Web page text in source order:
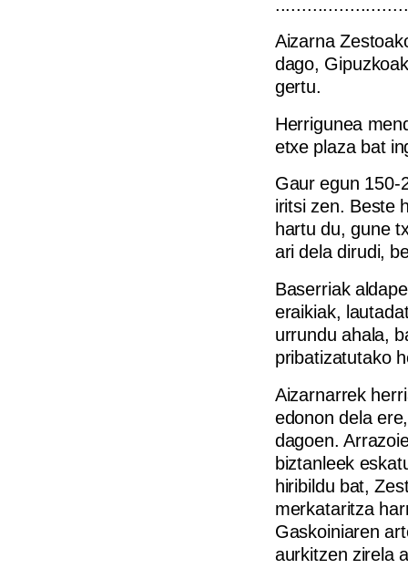
Aizarna
dago,
gertu.
Herrigunea
etxe plaza bat
Gaur egun 150-
iritsi zen. Beste
hartu du, gune
ari dela dirudi,
Baserriak
eraikiak,
urrundu ahala,
pribatizatutako
Aizarnarrek
edonon dela
dagoen.
biztanleek
hiribildu bat,
merkataritza
Gaskoiniaren
aurkitzen zirela